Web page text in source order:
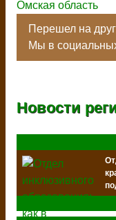
Омская область
Перешел на
Мы в
Новости